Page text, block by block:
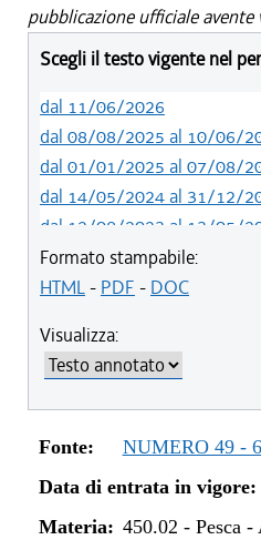
pubblicazione ufficiale avente
Scegli il testo vigente nel
dal 11/06/2026
dal 08/08/2025 al 10/06/
dal 01/01/2025 al 07/08/
dal 14/05/2024 al 31/12/
dal 12/08/2023 al 13/05/
dal 01/01/2023 al 11/08/
dal 14/06/2022 al 31/12/
dal 20/05/2021 al 05/11/
dal 11/08/2020 al 19/05/
dal 01/01/2020 al 10/08/
dal 11/07/2019 al 31/12/
dal 08/11/2018 al 31/12/
dal 29/03/2018 al 07/11/
Formato stampabile:
HTML- PDF - DOC
Visualizza:
Fonte:
NUMERO 49 -
Data di entrata in vigore:
Materia: 450.02 - Pesca -